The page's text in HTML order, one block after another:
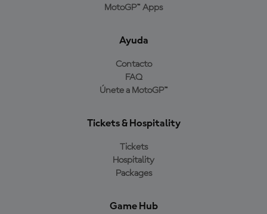
MotoGP™ Apps
Ayuda
Contacto
FAQ
Únete a MotoGP™
Tickets & Hospitality
Tickets
Hospitality
Packages
Game Hub